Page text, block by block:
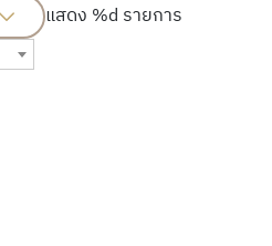
แสดง %d รายการ